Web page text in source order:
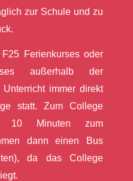
zur Schule und zu
Ferienkurses oder
außerhalb der
immer direkt
statt. Zum College
10 Minuten zum
dann einen Bus
da das College